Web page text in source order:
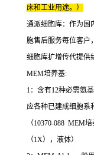
床和工业用途。）
通派细胞库：作为国
胞售后服务每位客户
细胞库扩增传代提供
MEM培养基:
1：含有12种必需氨
应各种已建成细胞系
（10370-088 MEM
（1X），液体）